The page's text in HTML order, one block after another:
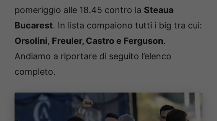
pomeriggio alle 18.45 contro la Steaua
Bucarest. In lista compaiono tutti i big tra cui:
Orsolini, Freuler, Castro e Ferguson.
Andiamo a riportare di seguito l’elenco
completo.